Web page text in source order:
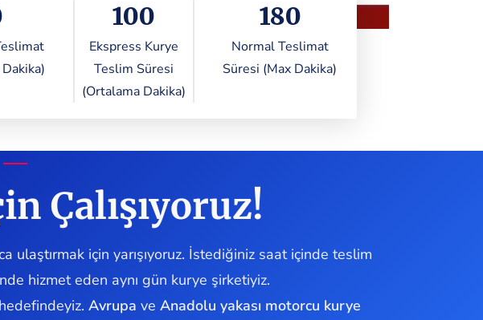
100
Ekspress Kurye
Teslim Süresi
(Ortalama Dakika)
180
Normal Teslimat
Süresi (Max Dakika)
Çalışıyoruz!
ulaştırmak için yarışıyoruz. İstediğiniz saat içinde teslim
hizmet eden aynı gün kurye şirketiyiz.
Avrupa ve Anadolu yakası motorcu kurye